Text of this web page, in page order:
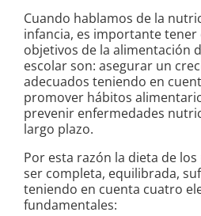
Cuando hablamos de la
infancia, es importante tener
objetivos de la alimentación
escolar son: asegurar un
adecuados teniendo en
promover hábitos
prevenir enfermedades
largo plazo.
Por esta razón la dieta de
ser completa, equilibrada,
teniendo en cuenta cuatro
fundamentales: